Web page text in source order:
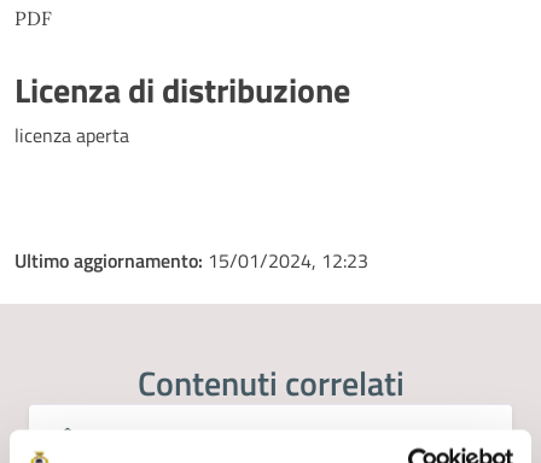
PDF
Licenza di distribuzione
licenza aperta
Ultimo aggiornamento: 15/01/2024, 12:23
Contenuti correlati